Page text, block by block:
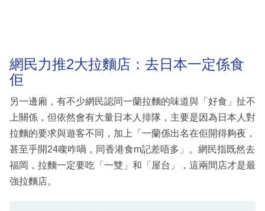
網民力推2大拉麵店：去日本一定係食
佢
另一邊廂，有不少網民認同一蘭拉麵的味道與「好食」扯不
上關係，但依然會有大量日本人排隊，主要是因為日本人對
拉麵的要求與遊客不同，加上「一蘭係出名在佢開得夠夜，
甚至乎開24㗎咋喎，同香港食m記差唔多」。網民指既然去
福岡，拉麵一定要吃「一雙」和「屋台」，這兩間店才是最
強拉麵店。